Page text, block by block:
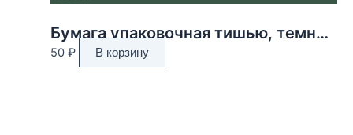
Бумага упаковочная тишью, темно-зелёная, 50 х 66 см
50 ₽ В корзину